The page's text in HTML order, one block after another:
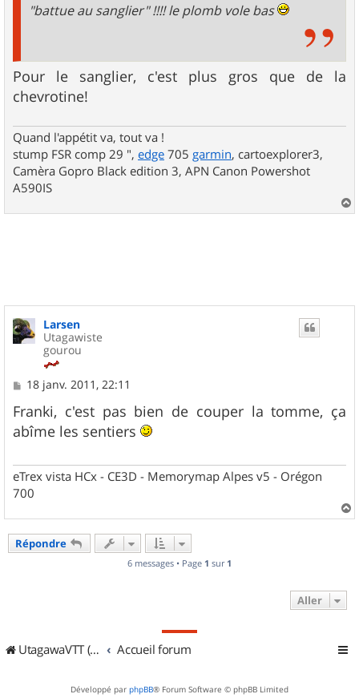
"battue au sanglier" !!!! le plomb vole bas
Pour le sanglier, c'est plus gros que de la
chevrotine!
Quand l'appétit va, tout va !
stump FSR comp 29 ", edge 705 garmin, cartoexplorer3,
Camèra Gopro Black edition 3, APN Canon Powershot
A590IS
a
Larsen
Utagawiste
gourou
M
s
s
a
18 janv. 2011, 22:11
Franki, c'est pas bien de couper la tomme, ça
abîme les sentiers
eTrex vista HCx - CE3D - Memorymap Alpes v5 - Orégon
700
a
Répondre
6 messages • Page 1 sur 1
Aller
UtagawaVTT (Randos VTT et VTTAE avec traces GPS) Accueil forum
Développé par phpBB® Forum Software © phpBB Limited